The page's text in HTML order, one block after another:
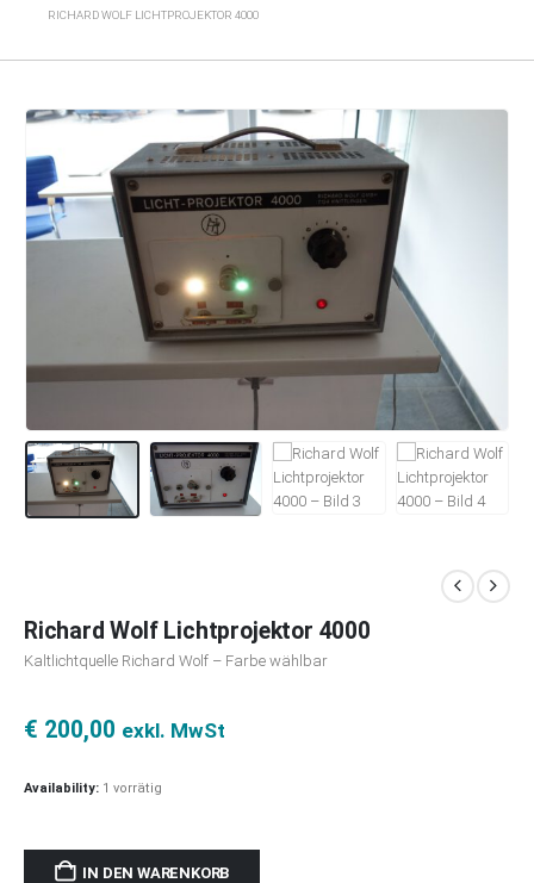
RICHARD WOLF LICHTPROJEKTOR 4000
Richard Wolf Lichtprojektor 4000
Kaltlichtquelle Richard Wolf – Farbe wählbar
€ 200,00 exkl. MwSt
Availability: 1 vorrätig
IN DEN WARENKORB